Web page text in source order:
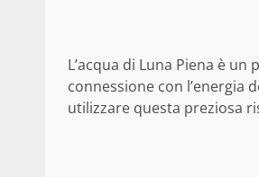
L’acqua di Luna Piena è
connessione con l’energia
utilizzare questa preziosa